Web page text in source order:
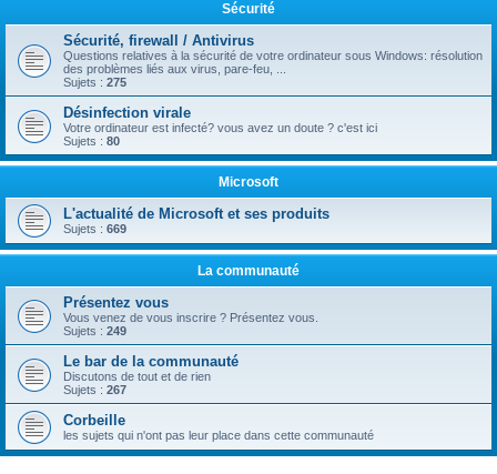
Sécurité
Sécurité, firewall / Antivirus
Questions relatives à la sécurité de votre ordinateur sous Windows: résolution
des problèmes liés aux virus, pare-feu, ...
Sujets : 275
Désinfection virale
Votre ordinateur est infecté? vous avez un doute ? c'est ici
Sujets : 80
Microsoft
L'actualité de Microsoft et ses produits
Sujets : 669
La communauté
Présentez vous
Vous venez de vous inscrire ? Présentez vous.
Sujets : 249
Le bar de la communauté
Discutons de tout et de rien
Sujets : 267
Corbeille
les sujets qui n'ont pas leur place dans cette communauté